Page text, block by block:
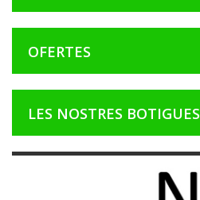
OFERTES
LES NOSTRES BOTIGUES